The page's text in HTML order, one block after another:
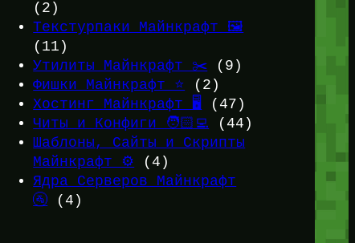
(2)
Текстурпаки Майнкрафт 🖼️
(11)
Утилиты Майнкрафт ✂️ (9)
Фишки Майнкрафт ⭐ (2)
Хостинг Майнкрафт 🖥️
(47)
Читы и Конфиги 🧑🏻‍💻 (44)
Шаблоны, Сайты и Скрипты
Майнкрафт ⚙️ (4)
Ядра Серверов Майнкрафт
🚰 (4)